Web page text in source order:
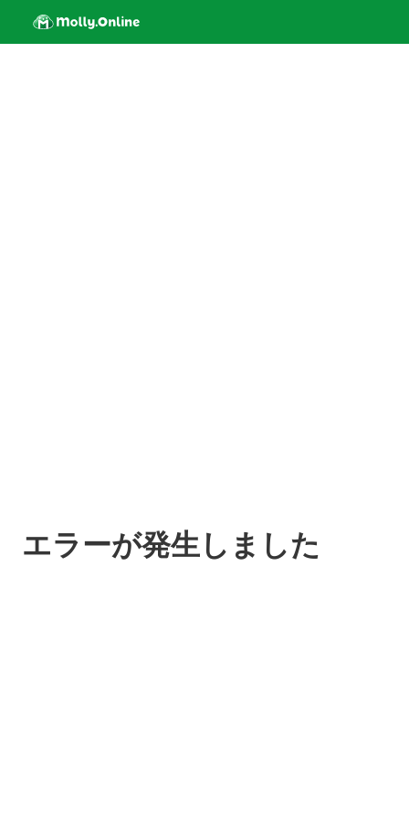
エラーが発生しました